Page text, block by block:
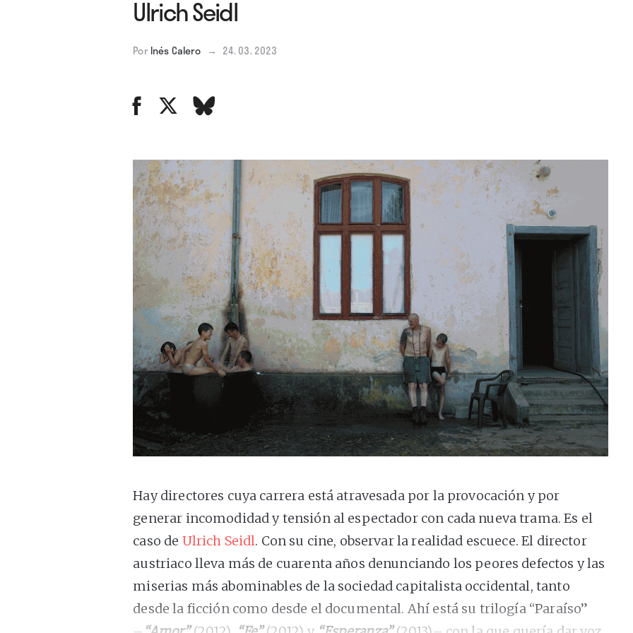
Ulrich Seidl
Por Inés Calero → 24. 03. 2023
Hay directores cuya carrera está atravesada por la provocación y por
generar incomodidad y tensión al espectador con cada nueva trama. Es el
caso de Ulrich Seidl. Con su cine, observar la realidad escuece. El director
austriaco lleva más de cuarenta años denunciando los peores defectos y las
miserias más abominables de la sociedad capitalista occidental, tanto
desde la ficción como desde el documental. Ahí está su trilogía “Paraíso”